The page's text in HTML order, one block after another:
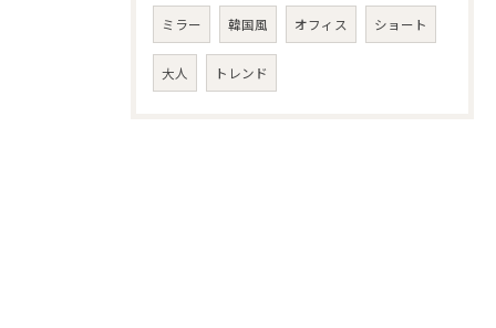
ミラー 韓国風 オフィス ショート
大人 トレンド